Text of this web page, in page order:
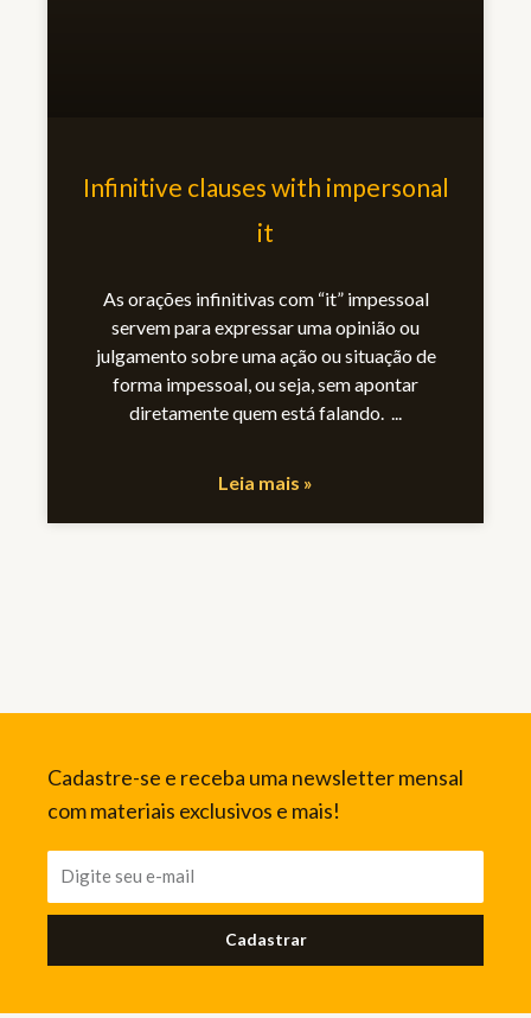
Infinitive clauses with impersonal
it
As orações infinitivas com “it” impessoal
servem para expressar uma opinião ou
julgamento sobre uma ação ou situação de
forma impessoal, ou seja, sem apontar
diretamente quem está falando.
Leia mais »
Cadastre-se e receba uma newsletter mensal
com materiais exclusivos e mais!
Cadastrar